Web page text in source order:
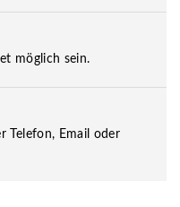
möglich sein.
Telefon, Email oder